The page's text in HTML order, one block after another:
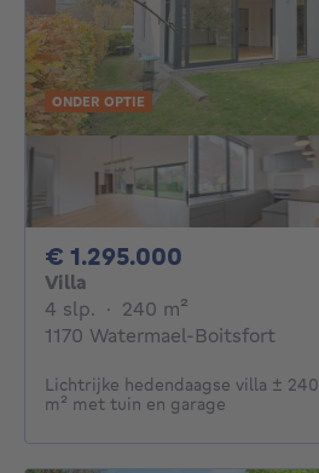
ONDER OPTIE
€ 1.295.000
Villa
4 slp. 4 slaapkamers
· 240 m²
1170 Watermael-Boitsfort
Lichtrijke hedendaagse villa ± 240
m² met tuin en garage